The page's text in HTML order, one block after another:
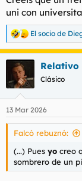
uni con
R
e
a
c
i
e
s
El socio de
Relativo
Clásico
13 Mar 2026
Falcó rebuznó:
(...) Pues yo creo
sombrero de un